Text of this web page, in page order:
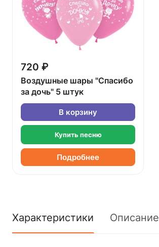
720 ₽
Воздушные шары "Спасибо
за дочь" 5 штук
В корзину
Купить песню
Подробнее
Характеристики Описание